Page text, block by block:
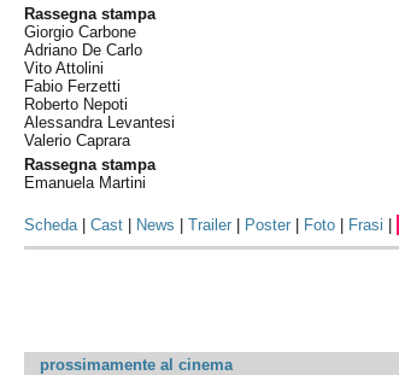
Rassegna stampa
Giorgio Carbone
Adriano De Carlo
Vito Attolini
Fabio Ferzetti
Roberto Nepoti
Alessandra Levantesi
Valerio Caprara
Rassegna stampa
Emanuela Martini
Scheda|Cast News |Trailer Poster Foto Frasi
prossimamente al cinema